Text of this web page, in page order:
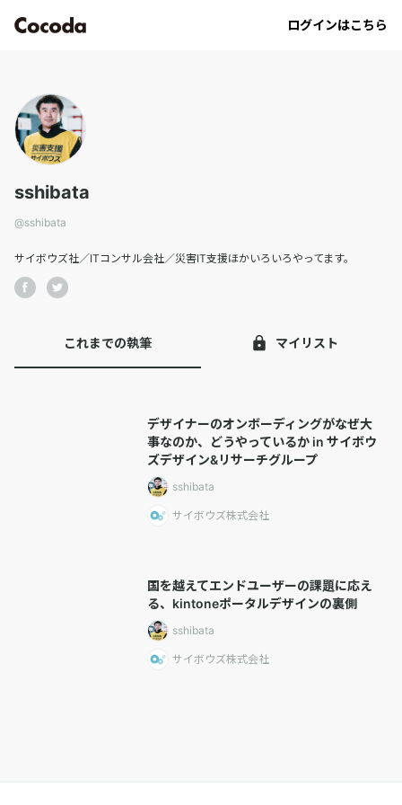
ログインはこちら
sshibata
@sshibata
サイボウズ社／ITコンサル会社／災害IT支援ほかいろいろやってます。
マイリスト
これまでの執筆
デザイナーのオンボーディングがなぜ大
事なのか、どうやっているか in サイボウ
ズデザイン&リサーチグループ
sshibata
サイボウズ株式会社
国を越えてエンドユーザーの課題に応え
る、kintoneポータルデザインの裏側
sshibata
サイボウズ株式会社